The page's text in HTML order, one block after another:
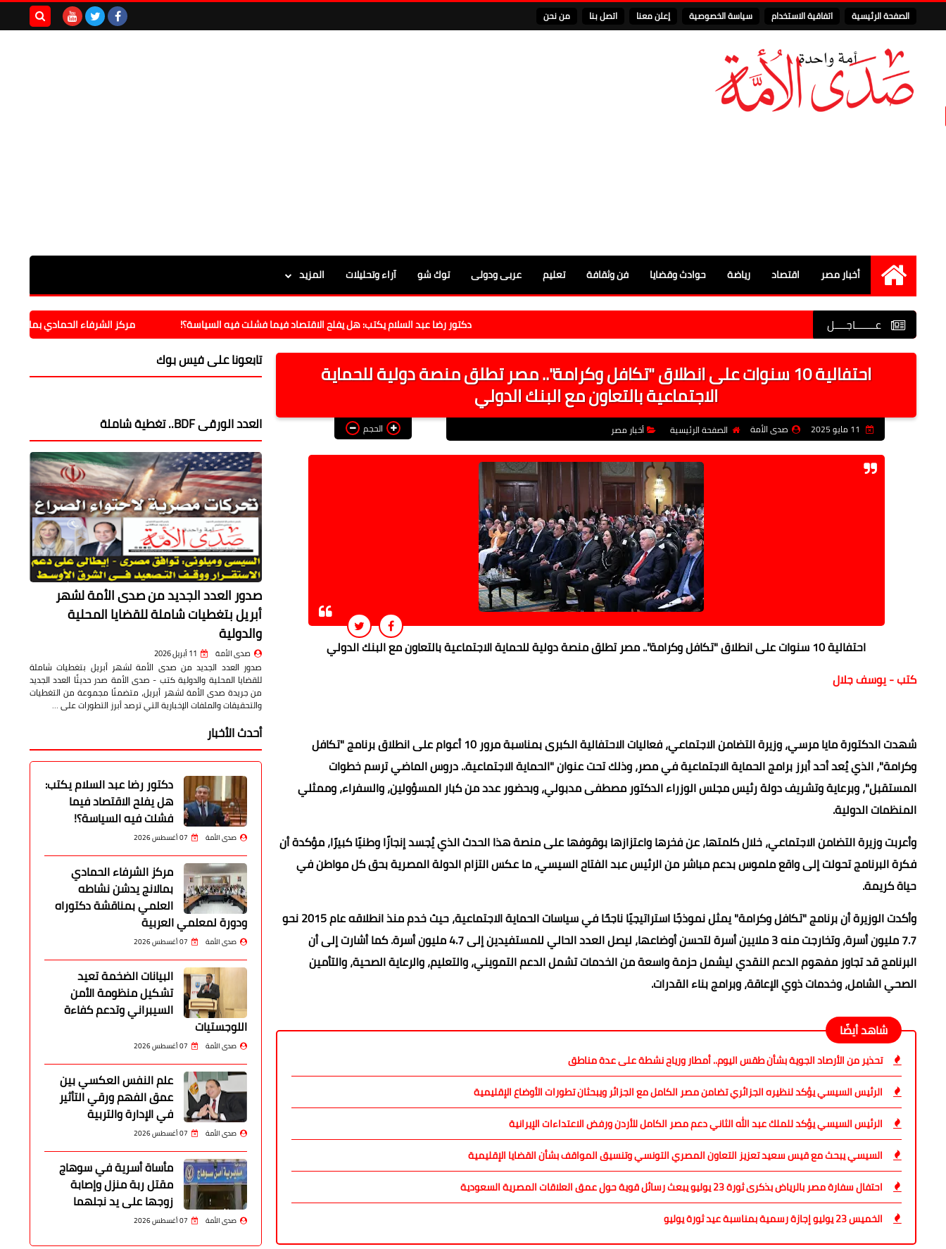
الصفحة الرئيسية اتفاقية الاستخدام سياسة الخصوصية إعلن معنا اتصل بنا من نحن
الرئيسية
أخبار مصر اقتصاد رياضة حوادث وقضايا فن وثقافة تعليم عربى ودولى توك شو آراء وتحليلات المزيد
عـــــــاجــــل دكتور رضا عبد السلام يكتب: هل يفلح الاقتصاد فيما فشلت فيه السياسة؟! مركز الشرفاء الحمادي بمالانج يدشن نشاطه
احتفالية 10 سنوات على انطلاق "تكافل وكرامة".. مصر تطلق منصة دولية للحماية
الاجتماعية بالتعاون مع البنك الدولي
صدى الأمة الصفحة الرئيسية أخبار مصر الحجم
احتفالية 10 سنوات على انطلاق "تكافل وكرامة".. مصر تطلق منصة دولية للحماية الاجتماعية بالتعاون مع البنك الدولي
كتب - يوسف جلال
شهدت الدكتورة مايا مرسي، وزيرة التضامن الاجتماعي، فعاليات الاحتفالية الكبرى بمناسبة مرور 10 أعوام على انطلاق برنامج "تكافل
وكرامة"، الذي يُعد أحد أبرز برامج الحماية الاجتماعية في مصر، وذلك تحت عنوان"الحماية الاجتماعية.. دروس الماضي ترسم خطوات
المستقبل"، وبرعاية وتشريف دولة رئيس مجلس الوزراء الدكتور مصطفى مدبولي، وبحضور عدد من كبار المسؤولين، والسفراء، وممثلي
المنظمات الدولية.
وأعربت وزيرة التضامن الاجتماعي، خلال كلمتها، عن فخرها واعتزازها بوقوفها على منصة هذا الحدث الذي يُجسد إنجازًا وطنيًا كبيرًا، مؤكدة أن
فكرة البرنامج تحولت إلى واقع ملموس بدعم مباشر من الرئيس عبد الفتاح السيسي، ما عكس التزام الدولة المصرية بحق كل مواطن في
حياة كريمة.
وأكدت الوزيرة أن برنامج "تكافل وكرامة" يمثل نموذجًا استراتيجيًا ناجحًا في سياسات الحماية الاجتماعية، حيث خدم منذ انطلاقه عام 2015 نحو
7.7 مليون أسرة، وتخارجت منه 3 ملايين أسرة لتحسن أوضاعها، ليصل العدد الحالي للمستفيدين إلى 4.7 مليون أسرة. كما أشارت إلى أن
البرنامج قد تجاوز مفهوم الدعم النقدي ليشمل حزمة واسعة من الخدمات تشمل الدعم التمويني، والتعليم، والرعاية الصحية، والتأمين
الصحي الشامل، وخدمات ذوي الإعاقة، وبرامج بناء القدرات.
شاهد أيضًا
تحذير من الأرصاد الجوية بشأن طقس اليوم.. أمطار ورياح نشطة على عدة مناطق
الرئيس السيسي يؤكد لنظيره الجزائري تضامن مصر الكامل مع الجزائر ويبحثان تطورات الأوضاع الإقليمية
الرئيس السيسي يؤكد للملك عبد الله الثاني دعم مصر الكامل للأردن ورفض الاعتداءات الإيرانية
السيسي يبحث مع قيس سعيد تعزيز التعاون المصري التونسي وتنسيق المواقف بشأن القضايا الإقليمية
احتفال سفارة مصر بالرياض بذكرى ثورة 23 يوليو يبعث رسائل قوية حول عمق العلاقات المصرية السعودية
الخميس 23 يوليو إجازة رسمية بمناسبة عيد ثورة يوليو
تابعونا على فيس بوك
العدد الورقى BDF.. تغطية شاملة
صدور العدد الجديد من صدى الأمة لشهر
أبريل بتغطيات شاملة للقضايا المحلية
والدولية
صدى الأمة 11 أبريل 2026
صدور العدد الجديد من صدى الأمة لشهر أبريل بتغطيات شاملة
للقضايا المحلية والدولية كتب - صدى الأمة صدر حديثًا العدد الجديد
من جريدة صدى الأمة لشهر أبريل، متضمنًا مجموعة من التغطيات
والتحقيقات والملفات الإخبارية التي ترصد أبرز التطورات على …
أحدث الأخبار
دكتور رضا عبد السلام يكتب:
هل يفلح الاقتصاد فيما
فشلت فيه السياسة؟!
صدى الأمة 07 أغسطس 2026
مركز الشرفاء الحمادي
بمالانج يدشن نشاطه
العلمي بمناقشة دكتوراه
ودورة لمعلمي العربية
صدى الأمة 07 أغسطس 2026
البيانات الضخمة تعيد
تشكيل منظومة الأمن
السيبراني وتدعم كفاءة
اللوجستيات
صدى الأمة 07 أغسطس 2026
علم النفس العكسي بين
عمق الفهم ورقي التأثير
في الإدارة والتربية
صدى الأمة 07 أغسطس 2026
مأساة أسرية في سوهاج
مقتل ربة منزل وإصابة
زوجها على يد نجلهما
صدى الأمة 07 أغسطس 2026